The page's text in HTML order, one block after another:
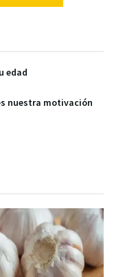
edad
nuestra motivación